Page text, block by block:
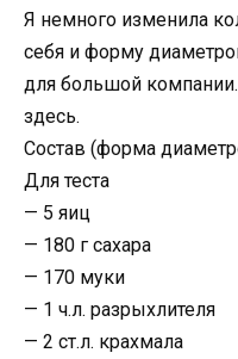
Я немного изменила
себя и форму
для большой
здесь.
Состав (форма
Для теста
— 5 яиц
— 180 г сахара
— 170 муки
— 1 ч.л. разрыхлителя
— 2 ст.л. крахмала